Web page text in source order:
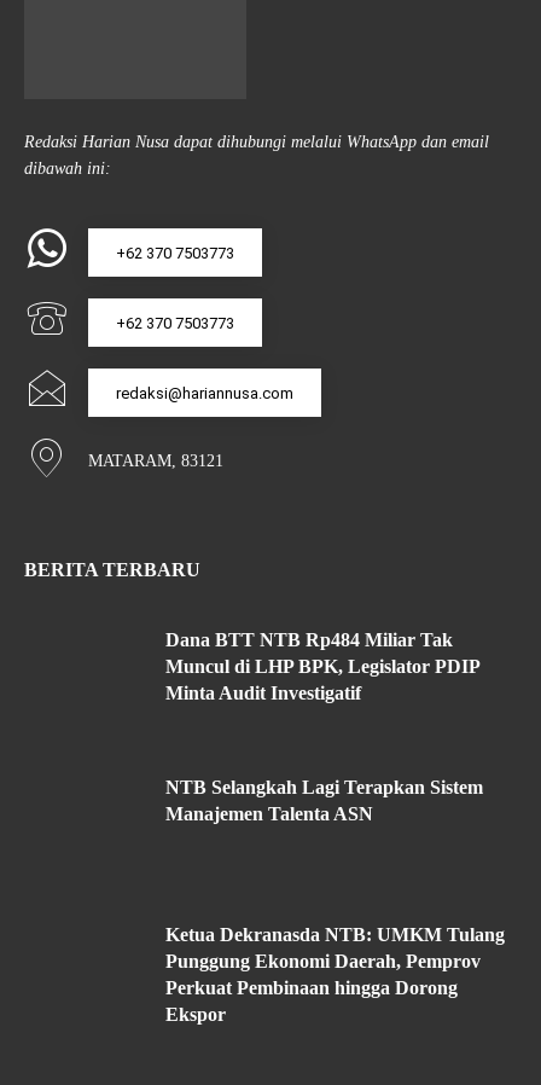
Redaksi Harian Nusa dapat dihubungi melalui WhatsApp dan email
dibawah ini:
+62 370 7503773
+62 370 7503773
redaksi@hariannusa.com
MATARAM, 83121
BERITA TERBARU
Dana BTT NTB Rp484 Miliar Tak
Muncul di LHP BPK, Legislator PDIP
Minta Audit Investigatif
NTB Selangkah Lagi Terapkan Sistem
Manajemen Talenta ASN
Ketua Dekranasda NTB: UMKM Tulang
Punggung Ekonomi Daerah, Pemprov
Perkuat Pembinaan hingga Dorong
Ekspor